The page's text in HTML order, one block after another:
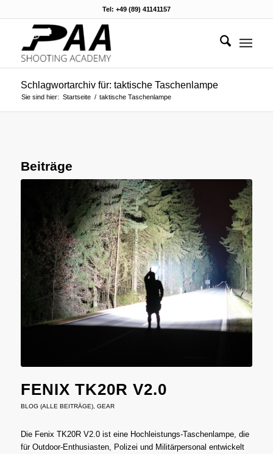
Tel: +49 (89) 41141157
Schlagwortarchiv für: taktische Taschenlampe
Sie sind hier: Startseite / taktische Taschenlampe
Beiträge
FENIX TK20R V2.0
BLOG (ALLE BEITRÄGE), GEAR
Die Fenix ​​TK20R V2.0 ist eine Hochleistungs-Taschenlampe, die
für Outdoor-Enthusiasten, Polizei und Militärpersonal entwickelt